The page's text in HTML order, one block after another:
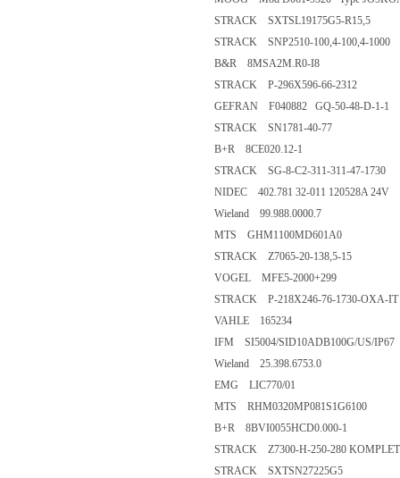
STRACK SXTSL19175G5-R15,5
STRACK SNP2510-100,4-100,4-1000
B&R 8MSA2M.R0-I8
STRACK P-296X596-66-2312
GEFRAN F040882 GQ-50-48-D-1-1
STRACK SN1781-40-77
B+R 8CE020.12-1
STRACK SG-8-C2-311-311-47-1730
NIDEC 402.781 32-011 120528A 24V
Wieland 99.988.0000.7
MTS GHM1100MD601A0
STRACK Z7065-20-138,5-15
VOGEL MFE5-2000+299
STRACK P-218X246-76-1730-OXA-IT
VAHLE 165234
IFM SI5004/SID10ADB100G/US/IP67
Wieland 25.398.6753.0
EMG LIC770/01
MTS RHM0320MP081S1G6100
B+R 8BVI0055HCD0.000-1
STRACK Z7300-H-250-280
STRACK SXTSN27225G5